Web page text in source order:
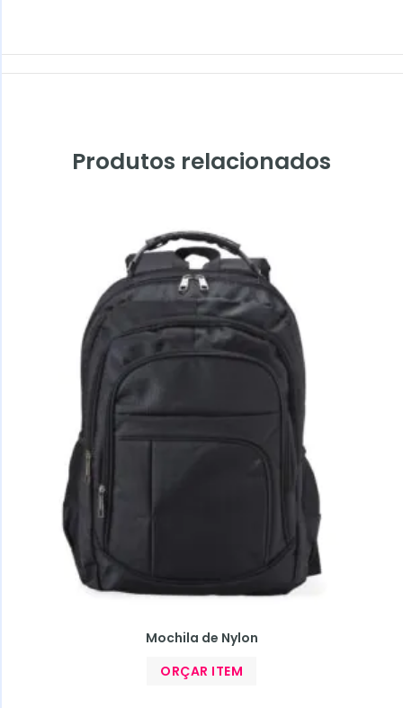
Produtos relacionados
Mochila de Nylon
ORÇAR ITEM